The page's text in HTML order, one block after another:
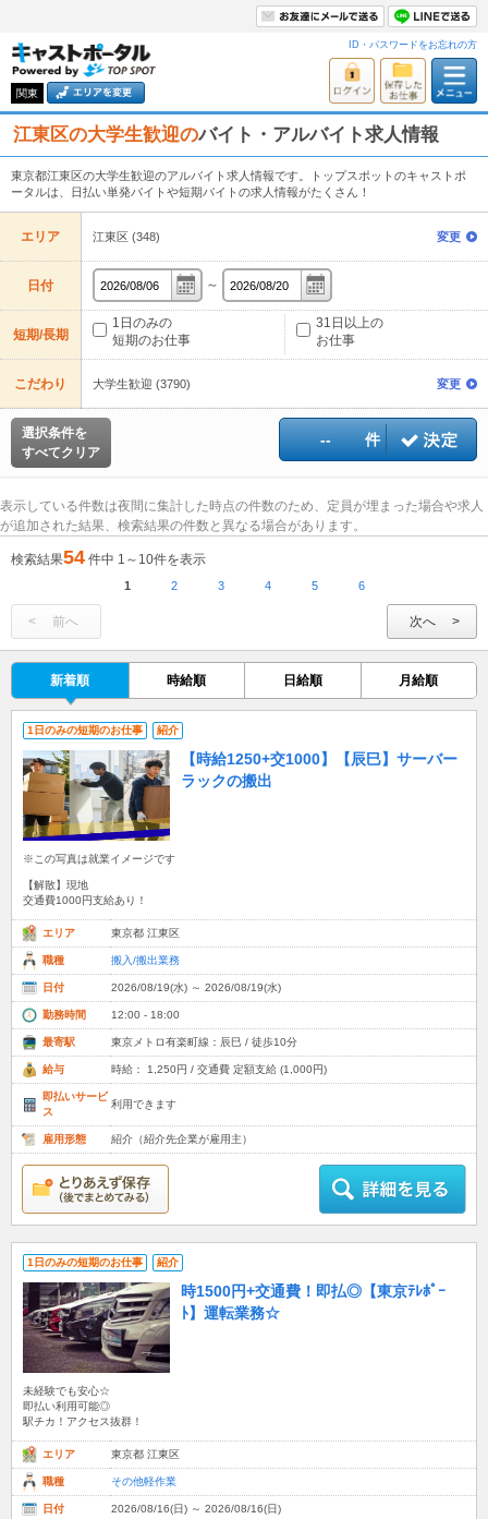
関東
ID・パスワードをお忘れの方
江東区の大学生歓迎のバイト・アルバイト求人情報
東京都江東区の大学生歓迎のアルバイト求人情報です。トップスポットのキャストポ
ータルは、日払い単発バイトや短期バイトの求人情報がたくさん！
エリア 江東区 (348) 変更
日付 ～
短期/長期
1日のみの
短期のお仕事
31日以上の
お仕事
こだわり 大学生歓迎 (3790) 変更
選択条件を
すべてクリア
-- 件
表示している件数は夜間に集計した時点の件数のため、定員が埋まった場合や求人
が追加された結果、検索結果の件数と異なる場合があります。
検索結果54 件中 1～10件を表示
1 2 3 4 5 6
前へ 次へ
新着順 時給順 日給順 月給順
1日のみの短期のお仕事 紹介
【時給1250+交1000】【辰巳】サーバー
ラックの搬出
※この写真は就業イメージです
【解散】現地
交通費1000円支給あり！
エリア 東京都 江東区
職種 搬入/搬出業務
日付 2026/08/19(水) ～ 2026/08/19(水)
勤務時間 12:00 - 18:00
最寄駅 東京メトロ有楽町線：辰巳 / 徒歩10分
給与 時給： 1,250円 / 交通費 定額支給 (1,000円)
即払いサービ
ス
利用できます
雇用形態 紹介（紹介先企業が雇用主）
1日のみの短期のお仕事 紹介
時1500円+交通費！即払◎【東京ﾃﾚﾎﾟｰ
ﾄ】運転業務☆
未経験でも安心☆
即払い利用可能◎
駅チカ！アクセス抜群！
エリア 東京都 江東区
職種 その他軽作業
日付 2026/08/16(日) ～ 2026/08/16(日)